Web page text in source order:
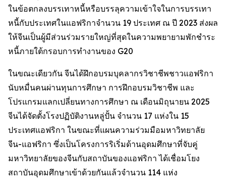
ในข้อตกลงบรรเทาหนี้หรือบรรลุความเข้าใจในการบรรเทา
หนี้กับประเทศในแอฟริกาจำนวน 19 ประเทศ ณ ปี 2023 ส่งผล
ให้จีนเป็นผู้มีส่วนร่วมรายใหญ่ที่สุดในความพยายามพักชำระ
หนี้ภายใต้กรอบการทำงานของ G20
ในขณะเดียวกัน จีนได้ฝึกอบรมบุคลากรวิชาชีพชาวแอฟริกา
นับหมื่นคนผ่านทุนการศึกษา การฝึกอบรมวิชาชีพ และ
โปรแกรมแลกเปลี่ยนทางการศึกษา ณ เดือนมิถุนายน 2025
จีนได้จัดตั้งโรงปฏิบัติงานหลู่ปั้น จำนวน 17 แห่งใน 15
ประเทศแอฟริกา ในขณะที่แผนความร่วมมือมหาวิทยาลัย
จีน-แอฟริกา ซึ่งเป็นโครงการริเริ่มด้านอุดมศึกษาที่จับคู่
มหาวิทยาลัยของจีนกับสถาบันของแอฟริกา ได้เชื่อมโยง
สถาบันอุดมศึกษาเข้าด้วยกันแล้วจำนวน 114 แห่ง